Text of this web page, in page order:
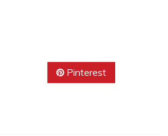
Pinterest